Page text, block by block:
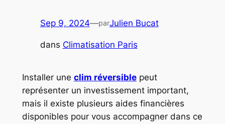
Sep 9, 2024—parJulien Bucat
dans Climatisation Paris
Installer une clim réversiblepeut
représenter un investissement important,
mais il existe plusieurs aides financières
disponibles pour vous accompagner dans ce